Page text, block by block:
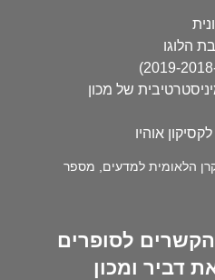
הלוגו
של מכון
אוהיו
הלאומית למדעים, מספר
הקשרים לסופרים
דביר ומכון